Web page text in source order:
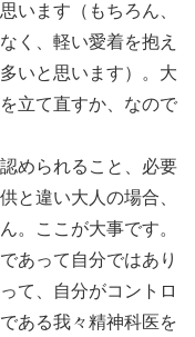
います（もちろん、
く、軽い愛着を抱え
いと思います）。大
立て直すか、なので
められること、必要
と違い大人の場合、
。ここが大事です。
あって自分ではあり
て、自分がコントロ
ある我々精神科医を